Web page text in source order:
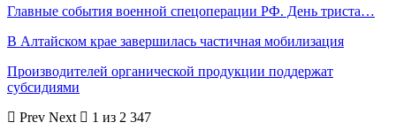
Главные события военной спецоперации РФ. День триста…
В Алтайском крае завершилась частичная мобилизация
Производителей органической продукции поддержат
субсидиями
Prev Next
1 из 2 347